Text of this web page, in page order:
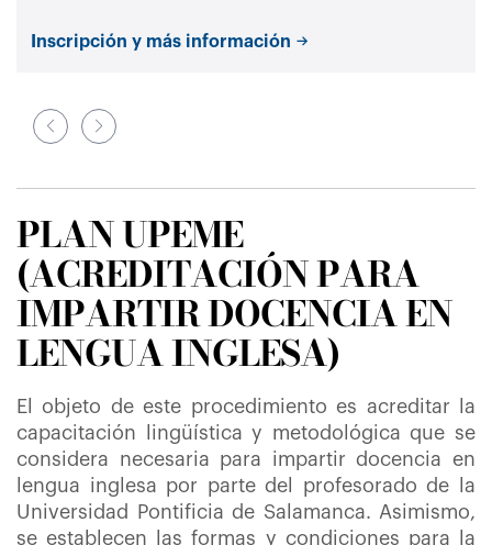
Inscripción y más información
PLAN UPEME
(ACREDITACIÓN PARA
IMPARTIR DOCENCIA EN
LENGUA INGLESA)
El objeto de este procedimiento es acreditar la
capacitación lingüística y metodológica que se
considera necesaria para impartir docencia en
lengua inglesa por parte del profesorado de la
Universidad Pontificia de Salamanca. Asimismo,
se establecen las formas y condiciones para la